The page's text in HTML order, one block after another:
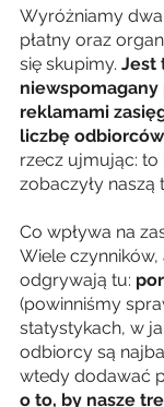
Wyróżniamy
płatny oraz
się skupimy. Jest
niewspomagany
reklamami
liczbę
rzecz ujmując:
zobaczyły naszą
Co wpływa na
Wiele
odgrywają tu:
(powinniśmy
statystykach, w
odbiorcy są
wtedy dodawać
o to, by nasze